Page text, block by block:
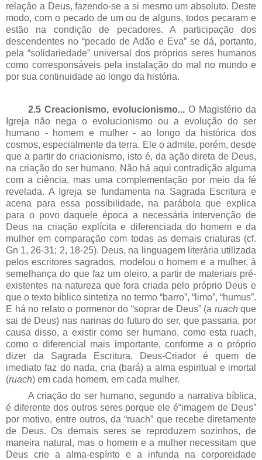
relação a Deus, fazendo-se a si mesmo um absoluto. Deste
modo, com o pecado de um ou de alguns, todos pecaram e
estão na condição de pecadores. A participação dos
descendentes no “pecado de Adão e Eva” se dá, portanto,
pela “solidariedade” universal dos próprios seres humanos
como corresponsáveis pela instalação do mal no mundo e
por sua continuidade ao longo da história.
2.5 Creacionismo, evolucionismo... O Magistério da
Igreja não nega o evolucionismo ou a evolução do ser
humano - homem e mulher - ao longo da histórica dos
cosmos, especialmente da terra. Ele o admite, porém, desde
que a partir do criacionismo, isto é, da ação direta de Deus,
na criação do ser humano. Não há aqui contradição alguma
com a ciência, mas uma complementação por meio da fé
revelada. A Igreja se fundamenta na Sagrada Escritura e
acena para essa possibilidade, na parábola que explica
para o povo daquele época a necessária intervenção de
Deus na criação explícita e diferenciada do homem e da
mulher em comparação com todas as demais criaturas (cf.
Gn 1, 26-31; 2, 18-25). Deus, na linguagem literária utilizada
pelos escritores sagrados, modelou o homem e a mulher, à
semelhança do que faz um oleiro, a partir de materiais pré-
existentes na natureza que fora criada pelo próprio Deus e
que o texto bíblico sintetiza no termo “barro”, “limo”, “humus”.
E há no relato o pormenor do “soprar de Deus” (a ruach que
sai de Deus) nas narinas do futuro do ser, que passaria, por
causa disso, a existir como ser humano, como esta ruach,
como o diferencial mais importante, conforme a o próprio
dizer da Sagrada Escritura. Deus-Criador é quem de
imediato faz do nada, cria (bará) a alma espiritual e imortal
(ruach) em cada homem, em cada mulher.
A criação do ser humano, segundo a narrativa bíblica,
é diferente dos outros seres porque ele é“imagem de Deus”
por motivo, entre outros, da “ruach” que recebe diretamente
de Deus. Os demais seres se reproduzem sozinhos, de
maneira natural, mas o homem e a mulher necessitam que
Deus crie a alma-espírito e a infunda na corporeidade